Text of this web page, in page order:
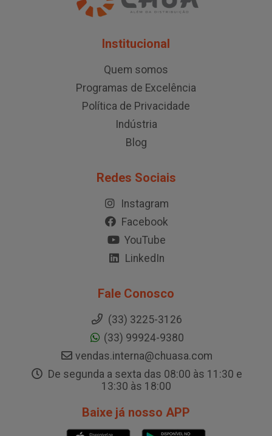
Institucional
Quem somos
Programas de Excelência
Política de Privacidade
Indústria
Blog
Redes Sociais
Instagram
Facebook
YouTube
LinkedIn
Fale Conosco
(33) 3225-3126
(33) 99924-9380
vendas.interna@chuasa.com
De segunda a sexta das 08:00 às 11:30 e
13:30 às 18:00
Baixe já nosso APP